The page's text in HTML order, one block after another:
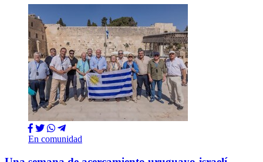
En comunidad